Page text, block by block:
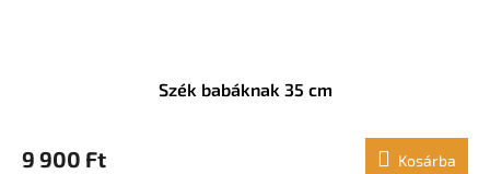
Szék babáknak 35 cm
9 900 Ft Kosárba